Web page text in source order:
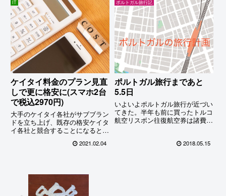
ておくと…
2,800円もの値下げになる(元々安
いのに...)。...
IT
ケイタイ料金のプラン見直
しで更に格安に(スマホ2台
で税込2970円)
大手のケイタイ各社がサブブラン
ドを立ち上げ、既存の格安ケイタ
イ各社と競合することになると話
【シニア夫婦の通信料金】スマホ
2021.02.04
ポルトガル旅行記
ポルトガル旅行まであと
5.5日
いよいよポルトガル旅行が近づい
てきた。半年も前に買ったトルコ
航空リスボン往復航空券は諸費用
この安さはかなり魅力的だったの
2018.05.15